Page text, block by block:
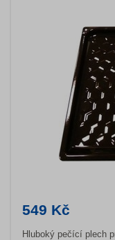
549 Kč
Hluboký pečící plech